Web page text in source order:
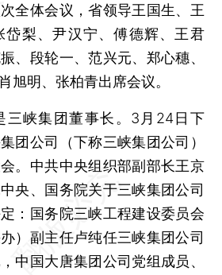
全体会议，省领导王国生、王
岱梨、尹汉宁、傅德辉、王君
、段轮一、范兴元、郑心穗、
旭明、张柏青出席会议。
峡集团董事长。3月24日下
团公司（下称三峡集团公司）
。中共中央组织部副部长王京
央、国务院关于三峡集团公司
：国务院三峡工程建设委员会
）副主任卢纯任三峡集团公司
中国大唐集团公司党组成员、